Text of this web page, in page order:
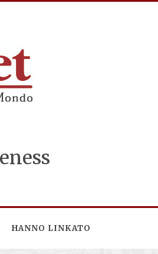
HANNO LINKATO